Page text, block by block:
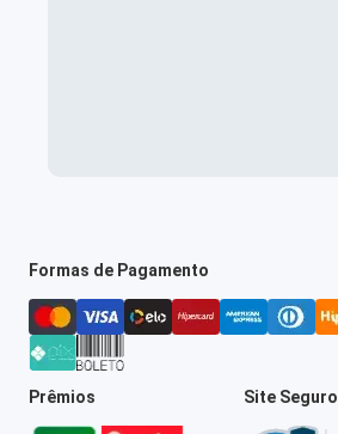
Formas de Pagamento
Prêmios Site Seguro